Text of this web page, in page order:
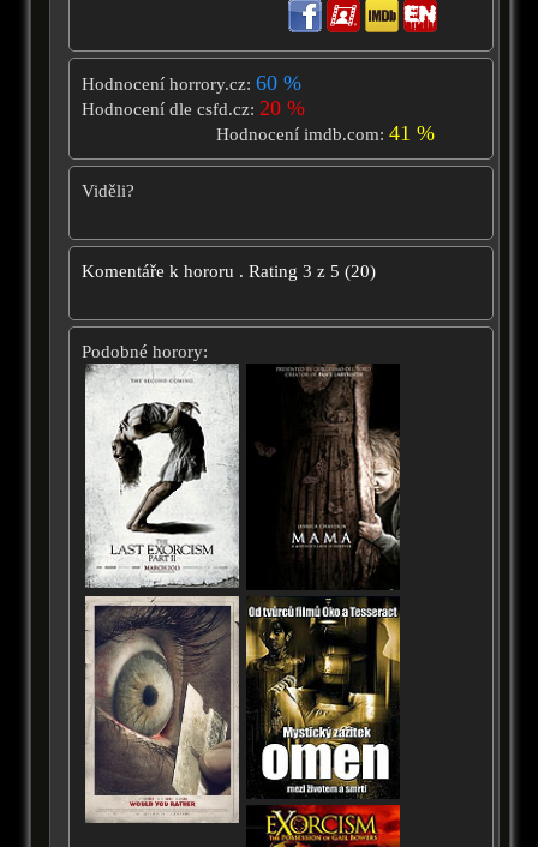
Hodnocení horrory.cz: 60 %
Hodnocení dle csfd.cz: 20 %
Hodnocení imdb.com:41 %
Viděli?
Komentáře k hororu . Rating 3 z 5 (20)
Podobné horory: